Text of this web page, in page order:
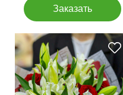
Азиатские лилии, розы,